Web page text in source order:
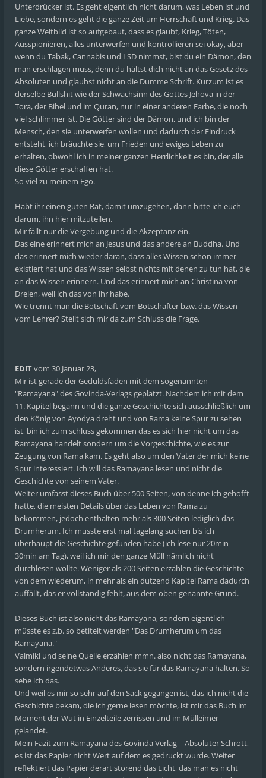
Unterdrücker ist. Es geht eigentlich nicht darum, was Leben ist und
Liebe, sondern es geht die ganze Zeit um Herrschaft und Krieg. Das
ganze Weltbild ist so aufgebaut, dass es glaubt, Krieg, Töten,
Ausspionieren, alles unterwerfen und kontrollieren sei okay, aber
wenn du Tabak, Cannabis und LSD nimmst, bist du ein Dämon, den
man erschlagen muss, denn du hältst dich nicht an das Gesetz des
Absoluten und glaubst nicht an die Dumme Schrift. Kurzum ist es
derselbe Bullshit wie der Schwachsinn des Gottes Jehova in der
Tora, der Bibel und im Quran, nur in einer anderen Farbe, die noch
viel schlimmer ist. Die Götter sind der Dämon, und ich bin der
Mensch, den sie unterwerfen wollen und dadurch der Eindruck
entsteht, ich bräuchte sie, um Frieden und ewiges Leben zu
erhalten, obwohl ich in meiner ganzen Herrlichkeit es bin, der alle
diese Götter erschaffen hat.
So viel zu meinem Ego.
Habt ihr einen guten Rat, damit umzugehen, dann bitte ich euch
darum, ihn hier mitzuteilen.
Mir fällt nur die Vergebung und die Akzeptanz ein.
Das eine erinnert mich an Jesus und das andere an Buddha. Und
das erinnert mich wieder daran, dass alles Wissen schon immer
existiert hat und das Wissen selbst nichts mit denen zu tun hat, die
an das Wissen erinnern. Und das erinnert mich an Christina von
Dreien, weil ich das von ihr habe.
Wie trennt man die Botschaft vom Botschafter bzw. das Wissen
vom Lehrer? Stellt sich mir da zum Schluss die Frage.
EDITvom 30 Januar 23,
Mir ist gerade der Geduldsfaden mit dem sogenannten
"Ramayana" des Govinda-Verlags geplatzt. Nachdem ich mit dem
11. Kapitel begann und die ganze Geschichte sich ausschließlich um
den König von Ayodya dreht und von Rama keine Spur zu sehen
ist, bin ich zum schluss gekommen das es sich hier nicht um das
Ramayana handelt sondern um die Vorgeschichte, wie es zur
Zeugung von Rama kam. Es geht also um den Vater der mich keine
Spur interessiert. Ich will das Ramayana lesen und nicht die
Geschichte von seinem Vater.
Weiter umfasst dieses Buch über 500 Seiten, von denne ich gehofft
hatte, die meisten Details über das Leben von Rama zu
bekommen, jedoch enthalten mehr als 300 Seiten lediglich das
Drumherum. Ich musste erst mal tagelang suchen bis ich
überhaupt die Geschichte gefunden habe (ich lese nur 20min -
30min am Tag), weil ich mir den ganze Müll nämlich nicht
durchlesen wollte. Weniger als 200 Seiten erzählen die Geschichte
von dem wiederum, in mehr als ein dutzend Kapitel Rama dadurch
auffällt, das er vollständig fehlt, aus dem oben genannte Grund.
Dieses Buch ist also nicht das Ramayana, sondern eigentlich
müsste es z.b. so betitelt werden "Das Drumherum um das
Ramayana."
Valmiki und seine Quelle erzählen mmn. also nicht das Ramayana,
sondern irgendetwas Anderes, das sie für das Ramayana halten. So
sehe ich das.
Und weil es mir so sehr auf den Sack gegangen ist, das ich nicht die
Geschichte bekam, die ich gerne lesen möchte, ist mir das Buch im
Moment der Wut in Einzelteile zerrissen und im Mülleimer
gelandet.
Mein Fazit zum Ramayana des Govinda Verlag = Absoluter Schrott,
es ist das Papier nicht Wert auf dem es gedruckt wurde. Weiter
reflektiert das Papier derart störend das Licht, das man es nicht